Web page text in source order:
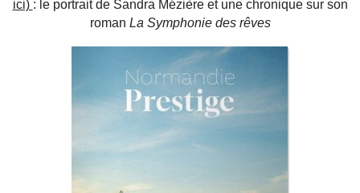
ici) : le portrait de Sandra Mézière et une chronique sur son
roman La Symphonie des rêves